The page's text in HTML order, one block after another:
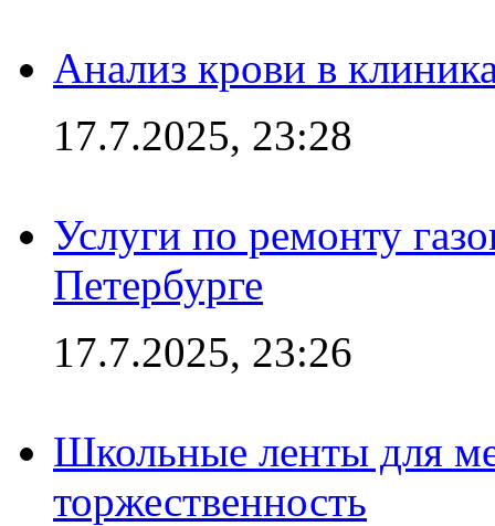
Анализ крови в
17.7.2025, 23:28
Услуги по ремонту
Петербурге
17.7.2025, 23:26
Школьные ленты для
торжественность